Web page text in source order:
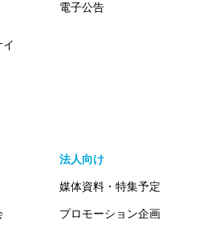
電子公告
法人向け
媒体資料・特集予定
プロモーション企画